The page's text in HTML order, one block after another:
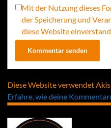
Mit der Nutzung dieses
der Speicherung und
diese Website
Diese Website verwendet
Erfahre, wie deine